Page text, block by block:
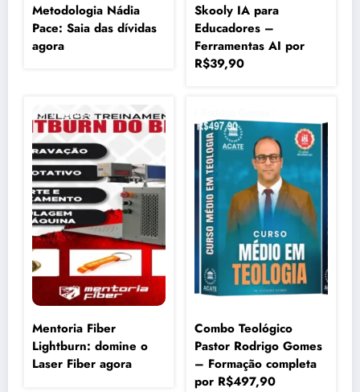
Metodologia Nádia
Pace: Saia das dívidas
agora
Skooly IA para
Educadores –
Ferramentas AI por
R$39,90
Mentoria Fiber
Lightburn: domine o
Laser Fiber agora
Combo Teológico
Pastor Rodrigo Gomes
– Formação completa
por R$497,90